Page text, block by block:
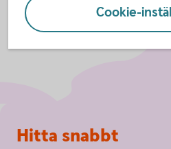
Cookie-
Sidfot
Hitta snabbt